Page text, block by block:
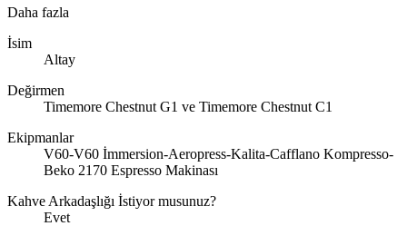
Daha fazla
İsim
Altay
Değirmen
Timemore Chestnut G1 ve Timemore Chestnut C1
Ekipmanlar
V60-V60 İmmersion-Aeropress-Kalita-Cafflano Kompresso-
Beko 2170 Espresso Makinası
Kahve Arkadaşlığı İstiyor musunuz?
Evet